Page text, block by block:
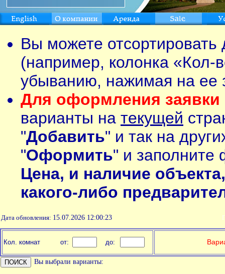
Вы можете
(например, колонка «Кол-
убыванию, нажимая на ее
Для оформления заявки
варианты на текущей
"Добавить" и так на
"Оформить" и заполните
Цена, и наличие
какого-либо
Дата обновления: 15.07.2026 12:00:23
Кол. комнат от: до:
Вы выбрали варианты: